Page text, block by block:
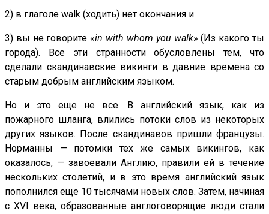
2) в глаголе walk (ходить) нет окончания и
3) вы не говорите «in with whom you walk» (Из какого ты
города). Все эти странности обусловлены тем, что
сделали скандинавские викинги в давние времена со
старым добрым английским языком.
Но и это еще не все. В английский язык, как из
пожарного шланга, влились потоки слов из некоторых
других языков. После скандинавов пришли французы.
Норманны — потомки тех же самых викингов, как
оказалось, — завоевали Англию, правили ей в течение
нескольких столетий, и в это время английский язык
пополнился еще 10 тысячами новых слов. Затем, начиная
с XVI века, образованные англоговорящие люди стали